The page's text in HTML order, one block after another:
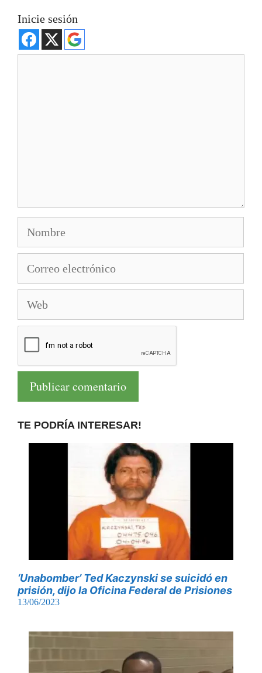
Inicie sesión
electrónico
TE PODRÍA INTERESAR!
‘Unabomber’ Ted Kaczynski se suicidó en
prisión, dijo la Oficina Federal de Prisiones
13/06/2023